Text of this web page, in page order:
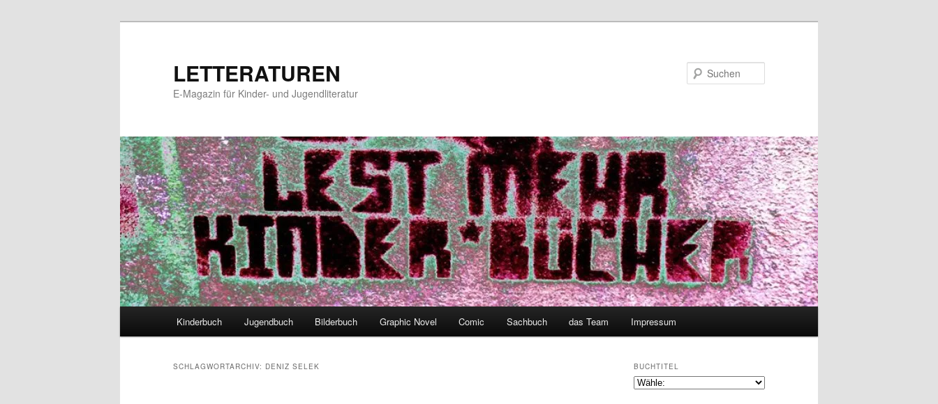
LETTERATUREN
E-Magazin für Kinder- und Jugendliteratur
Kinderbuch Jugendbuch Bilderbuch Graphic Novel Comic Sachbuch das Team Impressum
SCHLAGWORTARCHIV: DENIZ SELEK BUCHTITEL